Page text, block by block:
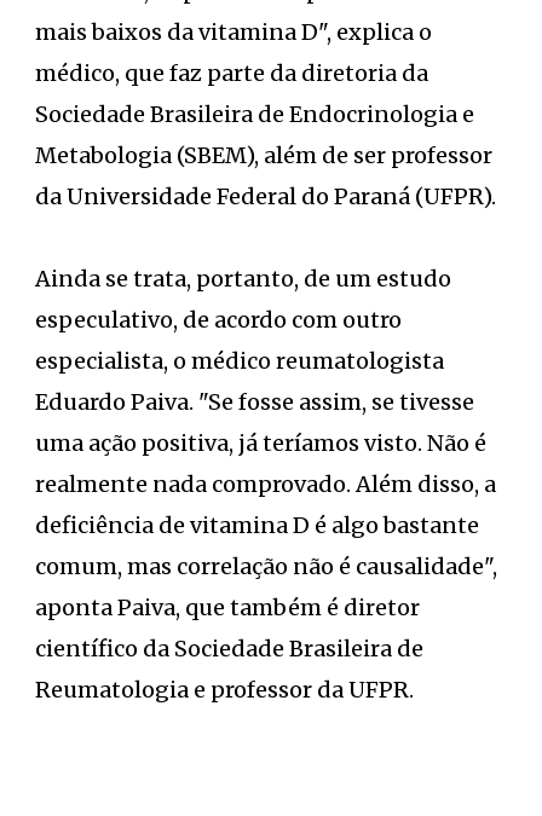
mais baixos da vitamina D", explica o
médico, que faz parte da diretoria da
Sociedade Brasileira de Endocrinologia e
Metabologia (SBEM), além de ser professor
da Universidade Federal do Paraná (UFPR).
Ainda se trata, portanto, de um estudo
especulativo, de acordo com outro
especialista, o médico reumatologista
Eduardo Paiva. "Se fosse assim, se tivesse
uma ação positiva, já teríamos visto. Não é
realmente nada comprovado. Além disso, a
deficiência de vitamina D é algo bastante
comum, mas correlação não é causalidade",
aponta Paiva, que também é diretor
científico da Sociedade Brasileira de
Reumatologia e professor da UFPR.